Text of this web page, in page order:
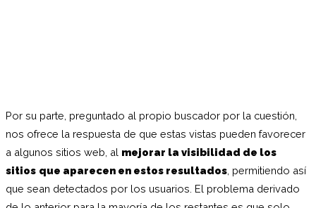
Por su parte, preguntado al propio buscador por la cuestión,
nos ofrece la respuesta de que estas vistas pueden favorecer
a algunos sitios web, al mejorar la visibilidad de los
sitios que aparecen en estos resultados , permitiendo así
que sean detectados por los usuarios. El problema derivado